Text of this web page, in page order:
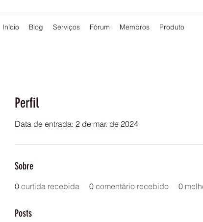
Início Blog Serviços Fórum Membros Produto
Perfil
Data de entrada: 2 de mar. de 2024
Sobre
0 curtida recebida 0 comentário recebido 0
Posts